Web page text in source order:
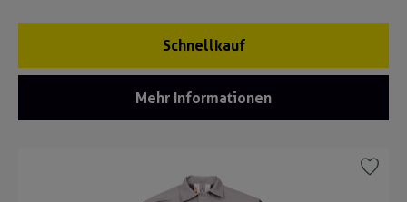
Schnellkauf
Mehr Informationen